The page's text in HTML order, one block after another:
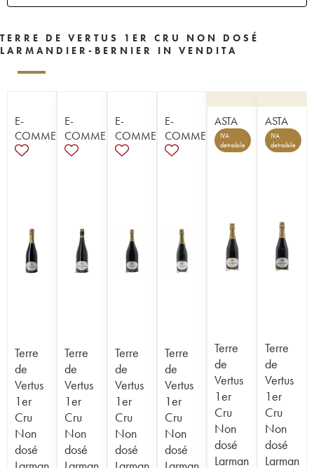
TERRE DE VERTUS 1ER CRU NON DOSÉ
LARMANDIER-BERNIER IN VENDITA
E-
COMMERCE
Terre
de
Vertus
1er
Cru
Non
dosé
E-
COMMERCE
Terre
de
Vertus
1er
Cru
Non
dosé
E-
COMMERCE
Terre
de
Vertus
1er
Cru
Non
dosé
E-
COMMERCE
Terre
de
Vertus
1er
Cru
Non
dosé
ASTA
IVA
detraibile
Terre
de
Vertus
1er
Cru
Non
dosé
Larman
ASTA
IVA
detraibile
Terre
de
Vertus
1er
Cru
Non
dosé
Larman